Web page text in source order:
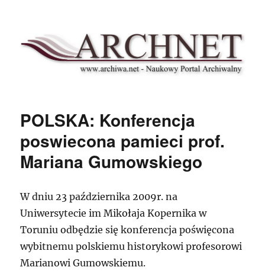
Archnet
POLSKA: Konferencja
poswiecona pamieci prof.
Mariana Gumowskiego
W dniu 23 października 2009r. na
Uniwersytecie im Mikołaja Kopernika w
Toruniu odbędzie się konferencja poświęcona
wybitnemu polskiemu historykowi profesorowi
Marianowi Gumowskiemu.